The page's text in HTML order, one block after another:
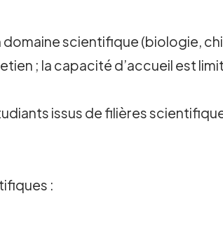
domaine scientifique (biologie,
; la capacité d’accueil est
issus de filières
: